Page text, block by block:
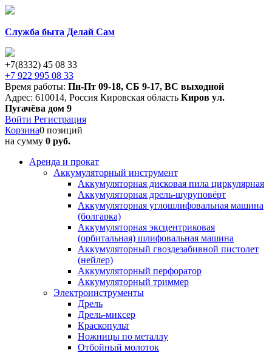
Служба быта Делай Сам
+7(8332) 45 08 33
+7 922 995 08 33
Время работы: Пн-Пт 09-18, СБ 9-17, ВС выходной
Адрес: 610014, Россия Кировская область Киров ул.
Пугачёва дом 9
Войти Регистрация
Корзина0 позиций
на сумму 0 руб.
Аренда и прокат
Аккумуляторный инструмент
Аккумуляторная дисковая пила циркулярная
Аккумуляторная дрель-шуруповёрт
Аккумуляторная углошлифовальная машина
(болгарка)
Аккумуляторная эксцентриковая
(орбитальная) шлифовальная машина
Аккумуляторный гвоздезабивной пистолет
(нейлер)
Аккумуляторный перфоратор
Аккумуляторный триммер
Электроинструменты
Дрель
Дрель-миксер
Краскопульт
Ножницы по металлу
Отбойный молоток